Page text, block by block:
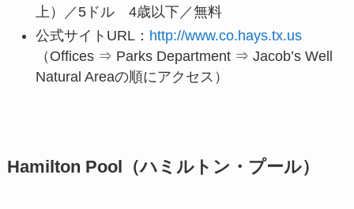
上）／5ドル 4歳以下／無料
公式サイトURL： http://www.co.hays.tx.us
（Offices ⇒ Parks Department ⇒ Jacob’s Well
Natural Areaの順にアクセス）
Hamilton Pool（ハミルトン・プール）